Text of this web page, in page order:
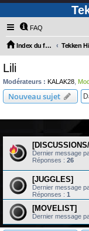
FAQ
Index du forum Tekken
Lili
Modérateurs : KALAK28
Nouveau sujet
Dernier message
Réponses : 26
[JUGGLES]
Dernier message
Réponses : 1
[MOVELIST]
Dernier message